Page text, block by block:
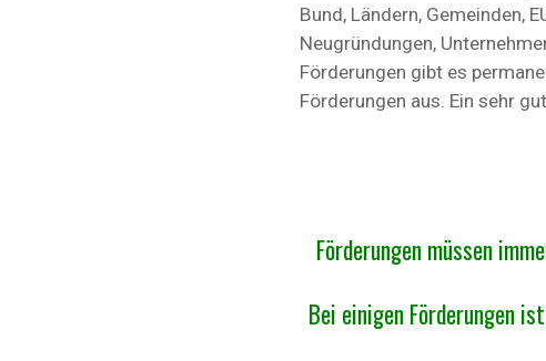
Bund, Ländern, Gemeinden,
Neugründungen,
Förderungen gibt es
Förderungen aus. Ein sehr
Förderungen müssen
Bei einigen Förderungen